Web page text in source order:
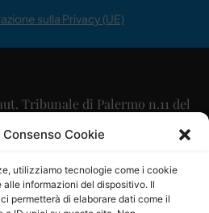
Cookie
utilizziamo tecnologie come i cookie
informazioni del dispositivo. Il
permetterà di elaborare dati come il
sulla Privacy (UE)
Tribunale di Palermo n.11 del
09/2015
Maurizio Scaglione